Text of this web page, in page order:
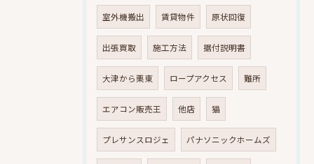
室外機搬出 賃貸物件 原状回復
出張買取 施工方法 据付説明書
大津から栗東 ロープアクセス 難所
エアコン販売王 他店 猫
プレサンスロジェ パナソニックホームズ